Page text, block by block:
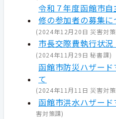
令和７年度函館市
修の参加者の募集に
(2024年12月20日 災害対
市長交際費執行状況
(2024年11月29日 秘書課)
函館市防災ハザー
て
(2024年11月11日 災害対
函館市洪水ハザー
害対策課)